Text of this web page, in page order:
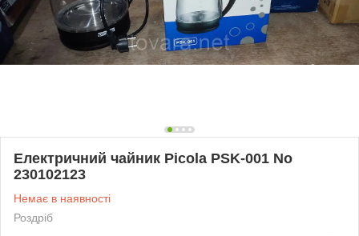
Електричний чайник Picola PSK-001 No
230102123
Немає в наявності
Роздріб